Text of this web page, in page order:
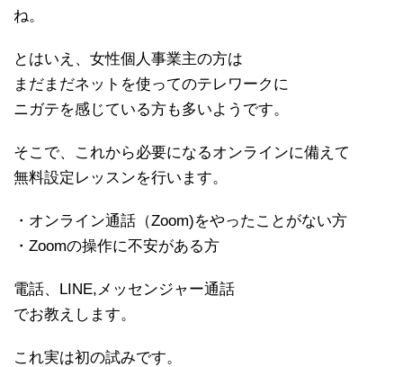
ね。
とはいえ、女性個人事業主の方は
まだまだネットを使ってのテレワークに
ニガテを感じている方も多いようです。
そこで、これから必要になるオンラインに備えて
無料設定レッスンを行います。
・オンライン通話（Zoom)をやったことがない方
・Zoomの操作に不安がある方
電話、LINE,メッセンジャー通話
でお教えします。
これ実は初の試みです。